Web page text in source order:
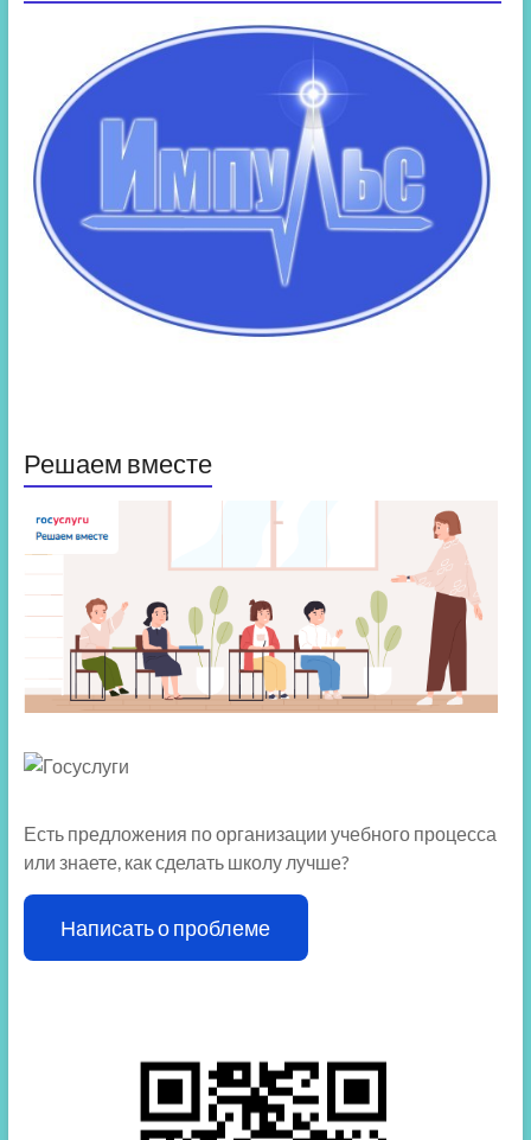
Решаем вместе
Есть предложения по организации учебного процесса
или знаете, как сделать школу лучше?
Написать о проблеме